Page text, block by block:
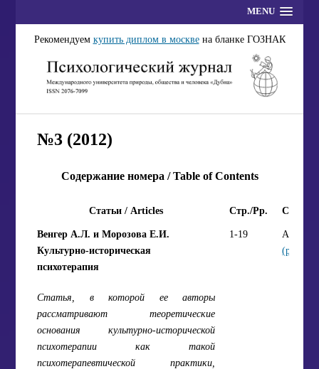
MENU
Рекомендуем купить диплом в москвена бланке ГОЗНАК
№3 (2012)
Содержание номера / Table of Contents
Статьи / Articles Стр./Pp.
Венгер А.Л. и Морозова Е.И.
Культурно-историческая
психотерапия
Статья, в которой ее авторы
рассматривают теоретические
основания культурно-исторической
психотерапии как такой
психотерапевтической практики,
1-19
Article
(pdf)